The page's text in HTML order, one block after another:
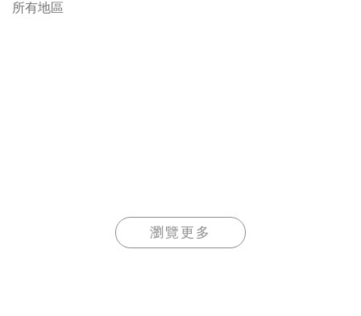
所有地區
瀏覽更多